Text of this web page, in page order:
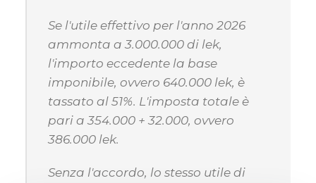
Se l'utile effettivo per l'anno 2026
ammonta a 3.000.000 di lek,
l'importo eccedente la base
imponibile, ovvero 640.000 lek, è
tassato al 51%. L'imposta totale è
pari a 354.000 + 32.000, ovvero
386.000 lek.
Senza l'accordo, lo stesso utile di